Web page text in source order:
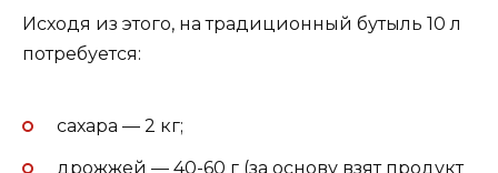
Исходя из этого, на традиционный бутыль 10 л
потребуется:
сахара — 2 кг;
дрожжей — 40-60 г (за основу взят продукт